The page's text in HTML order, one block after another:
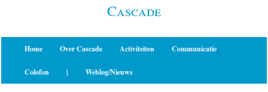
Cascade
Home Over Cascade Activiteiten Communicatie
Colofon | Weblog/Nieuws